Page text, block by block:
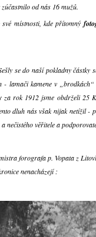
od nás 16 mužů.
místnosti, kde přítomný
se do naší pokladny částky
- lamači kamene v
rok 1912 jsme obdrželi 25
dluh nás však nijak netížil -
nečistého věřitele a
forografa p. Vopata z
nenacházejí :